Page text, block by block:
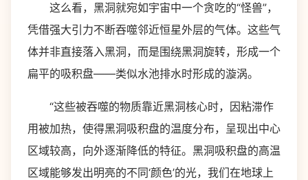
这么看，黑洞就宛如宇宙中一个贪吃的“怪兽”，
凭借强大引力不断吞噬邻近恒星外层的气体。这些气
体并非直接落入黑洞，而是围绕黑洞旋转，形成一个
扁平的吸积盘——类似水池排水时形成的漩涡。
“这些被吞噬的物质靠近黑洞核心时，因粘滞作
用被加热，使得黑洞吸积盘的温度分布，呈现出中心
区域较高，向外逐渐降低的特征。黑洞吸积盘的高温
区域能够发出明亮的不同‘颜色’的光，我们在地球上